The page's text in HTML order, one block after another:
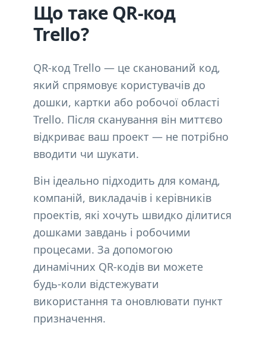
Що таке QR-код
Trello?
QR-код Trello — це сканований код,
який спрямовує користувачів до
дошки, картки або робочої області
Trello. Після сканування він миттєво
відкриває ваш проект — не потрібно
вводити чи шукати.
Він ідеально підходить для команд,
компаній, викладачів і керівників
проектів, які хочуть швидко ділитися
дошками завдань і робочими
процесами. За допомогою
динамічних QR-кодів ви можете
будь-коли відстежувати
використання та оновлювати пункт
призначення.